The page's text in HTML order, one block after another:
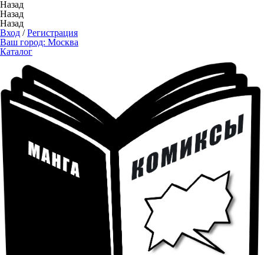
Назад
Назад
Назад
Вход /Регистрация
Ваш город: Москва
Каталог